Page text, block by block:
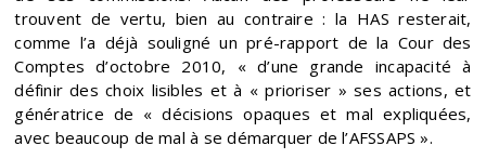
trouvent de vertu, bien au contraire : la HAS resterait,
comme l’a déjà souligné un pré-rapport de la Cour des
Comptes d’octobre 2010, « d’une grande incapacité à
définir des choix lisibles et à « prioriser » ses actions, et
génératrice de « décisions opaques et mal expliquées,
avec beaucoup de mal à se démarquer de l’AFSSAPS ».